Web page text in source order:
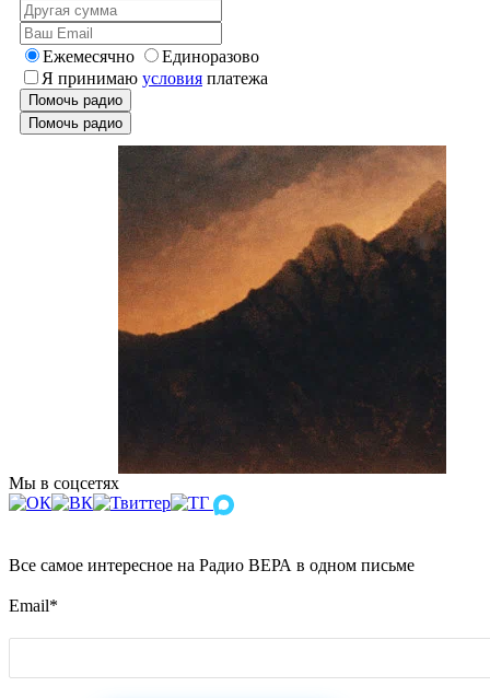
Ежемесячно
Единоразово
Я принимаю условия платежа
Помочь радио
Помочь радио
Мы в соцсетях
Все самое интересное на Радио ВЕРА в одном письме
Email*